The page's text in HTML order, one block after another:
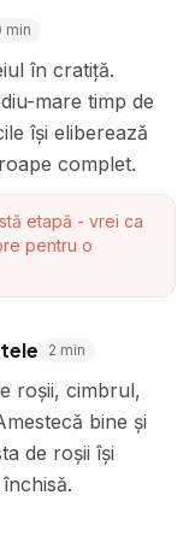
min
în cratiță.
mare timp de
își eliberează
complet.
etapă - vrei ca
pentru o
2 min
roșii, cimbrul,
bine și
de roșii își